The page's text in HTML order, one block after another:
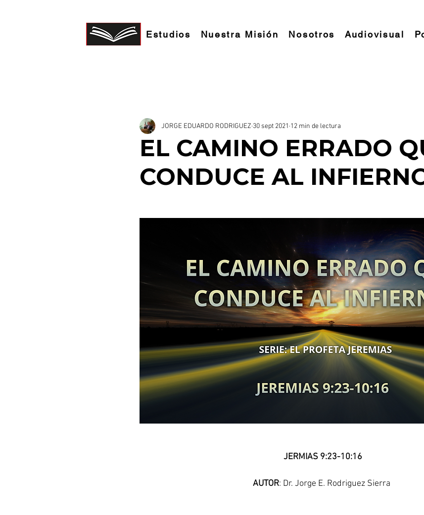
Estudios Nuestra Misión Nosotros Audiovisual
EL CAMINO ERRADO
CONDUCE AL
JORGE EDUARDO RODRIGUEZ 30 sept 2021 12 min de lectura
JERMIAS 9:23-10:16
AUTOR: Dr. Jorge E. Rodriguez Sierra